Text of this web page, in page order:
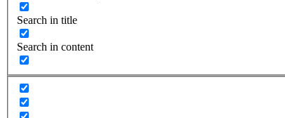
Search in title
Search in content